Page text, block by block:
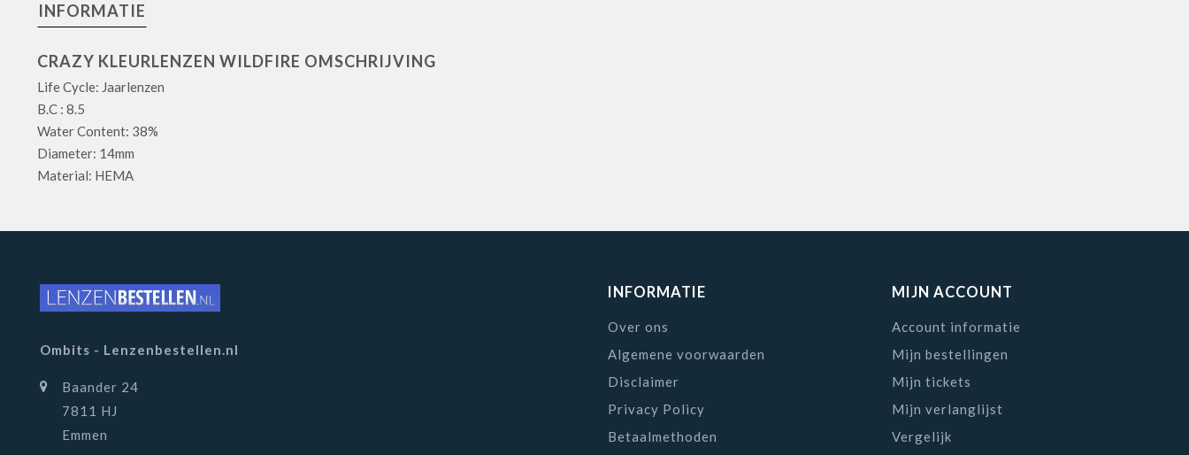
INFORMATIE
CRAZY KLEURLENZEN WILDFIRE OMSCHRIJVING
Life Cycle: Jaarlenzen
B.C : 8.5
Water Content: 38%
Diameter: 14mm
Material: HEMA
Ombits - Lenzenbestellen.nl
Baander 24
7811 HJ
Emmen
INFORMATIE
Over ons
Algemene voorwaarden
Disclaimer
Privacy Policy
Betaalmethoden
MIJN ACCOUNT
Account informatie
Mijn bestellingen
Mijn tickets
Mijn verlanglijst
Vergelijk